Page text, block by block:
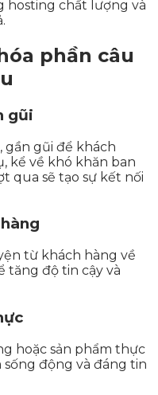
hosting chất lượng và
phần câu
gũi
gũi để khách
kể về khó khăn ban
qua sẽ tạo sự kết nối
từ khách hàng về
tăng độ tin cậy và
hoặc sản phẩm thực
động và đáng tin